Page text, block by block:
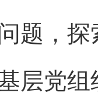
题，
层党